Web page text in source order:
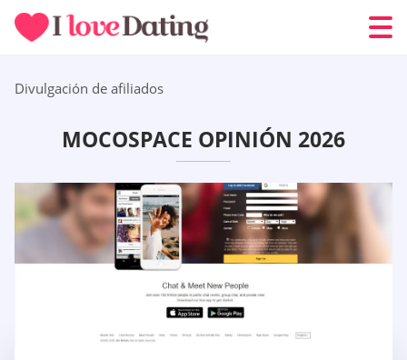
Divulgación de afiliados
MOCOSPACE OPINIÓN 2026